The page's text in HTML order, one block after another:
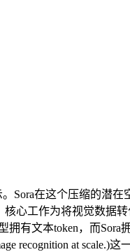
Sora在这个压缩的潜在
心工作为将视觉数据转
有文本token，而Sora
recognition at scale.)